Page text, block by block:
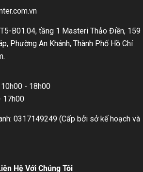
B01.04, tầng 1 Masteri Thảo Điền, 159
Phường An Khánh, Thành Phố Hồ Chí
- 18h00
17h00
0317149249 (Cấp bởi sở kế hoạch và
Hệ Với Chúng Tôi